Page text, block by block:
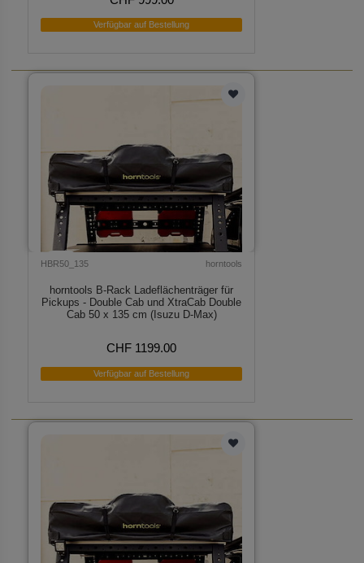
Verfügbar auf Bestellung
HBR50_135 horntools
horntools B-Rack Ladeflächenträger für
Pickups - Double Cab und XtraCab Double
Cab 50 x 135 cm (Isuzu D-Max)
CHF 1199.00
Verfügbar auf Bestellung